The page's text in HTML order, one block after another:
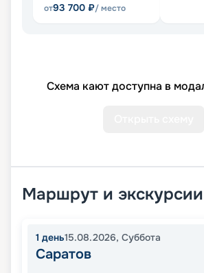
от93 700 ₽/ место
Схема кают доступна в
Маршрут и экскурсии
1 день15.08.2026, Суббота
Саратов